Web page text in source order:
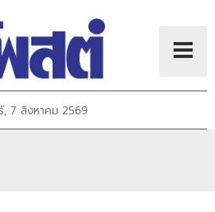
, 7 สิงหาคม 2569